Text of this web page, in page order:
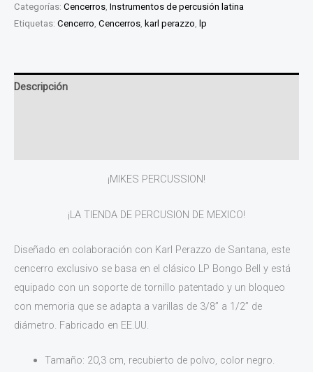
Categorías: Cencerros Instrumentos de percusión latina
Etiquetas: Cencerro Cencerros karl perazzo lp
Descripción
¡MIKES PERCUSSION!
¡LA TIENDA DE PERCUSION DE MEXICO!
Diseñado en colaboración con Karl Perazzo de Santana, este
cencerro exclusivo se basa en el clásico LP Bongo Bell y está
equipado con un soporte de tornillo patentado y un bloqueo
con memoria que se adapta a varillas de 3/8” a 1/2” de
diámetro. Fabricado en EE.UU.
Tamaño: 20,3 cm, recubierto de polvo, color negro.